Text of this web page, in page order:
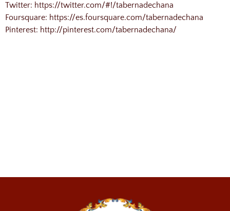
Twitter: https://twitter.com/#!/tabernadechana
Foursquare: https://es.foursquare.com/tabernadechana
Pinterest: http://pinterest.com/tabernadechana/